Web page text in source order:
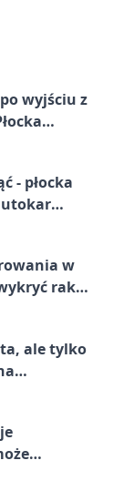
wyjściu z
- płocka
w
raka,
ale tylko